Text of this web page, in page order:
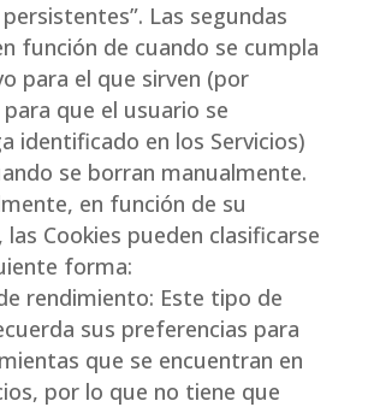
persistentes”. Las segundas
función de cuando se cumpla
para el que sirven (por
que el usuario se
identificado en los Servicios)
se borran manualmente.
en función de su
Cookies pueden clasificarse
forma:
rendimiento: Este tipo de
sus preferencias para
que se encuentran en
por lo que no tiene que